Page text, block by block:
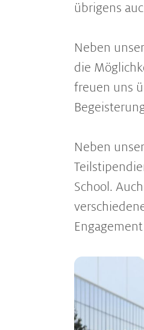
übrigens
Neben
die
freuen uns
Neben
School.